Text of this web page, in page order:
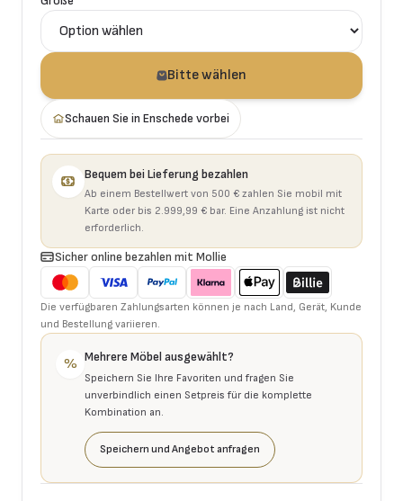
Bitte wählen
Schauen Sie in Enschede vorbei
Bequem bei Lieferung bezahlen
Ab einem Bestellwert von 500 € zahlen Sie mobil mit
Karte oder bis 2.999,99 € bar. Eine Anzahlung ist nicht
erforderlich.
Sicher online bezahlen mit Mollie
Die verfügbaren Zahlungsarten können je nach Land, Gerät, Kunde
und Bestellung variieren.
% Mehrere Möbel ausgewählt?
Speichern Sie Ihre Favoriten und fragen Sie
unverbindlich einen Setpreis für die komplette
Kombination an.
Speichern und Angebot anfragen